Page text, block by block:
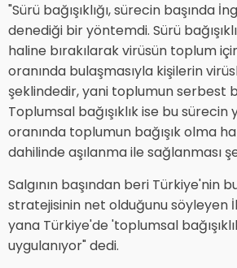
"Sürü bağışıklığı, sürecin başında
denediği bir yöntemdi. Sürü
haline bırakılarak virüsün toplum
oranında bulaşmasıyla kişilerin
şeklindedir, yani toplumun serbest
Toplumsal bağışıklık ise bu
oranında toplumun bağışık olma
dahilinde aşılanma ile sağlanması
Salgının başından beri Türkiye'nin
stratejisinin net olduğunu söyleyen
yana Türkiye'de 'toplumsal
uygulanıyor" dedi.